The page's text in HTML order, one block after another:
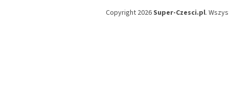
Copyright 2026Super-Czesci.pl.